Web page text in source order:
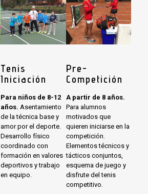
Tenis
Iniciación
Para niños de 8-12
años. Asentamiento
de la técnica base y
amor por el deporte.
Desarrollo físico
coordinado con
formación en valores
deportivos y trabajo
en equipo.
Pre-
Competición
A partir de 8 años.
Para alumnos
motivados que
quieren iniciarse en la
competición.
Elementos técnicos y
tácticos conjuntos,
esquema de juego y
disfrute del tenis
competitivo.